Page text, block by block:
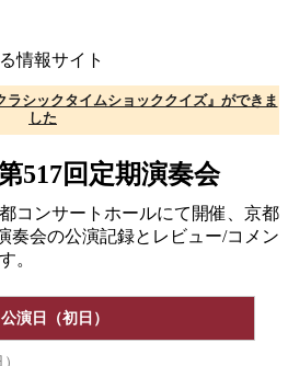
情報サイト
ラシックタイムショッククイズ』ができま
した
517回定期演奏会
コンサートホールにて開催、京都
奏会の公演記録とレビュー/コメン
。
公演日（初日）